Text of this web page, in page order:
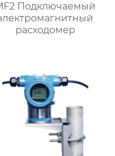
Подключаемый
расходомер